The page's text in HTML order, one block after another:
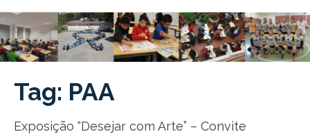
Tag: PAA
Exposição “Desejar com Arte” – Convite